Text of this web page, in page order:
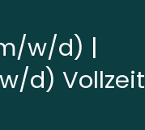
w/d) |
d) Vollzeit